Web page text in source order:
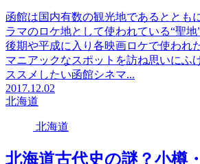
函館は国内有数の観光地であるととも
ラマのロケ地として使われている“聖
後期や平成に入り各映画ロケで使われ
マニアックなスポットを訪ね思いにふ
ススメしたい函館シネマ...
2017.12.02
北海道
北海道
北海道古代史の謎？小樽